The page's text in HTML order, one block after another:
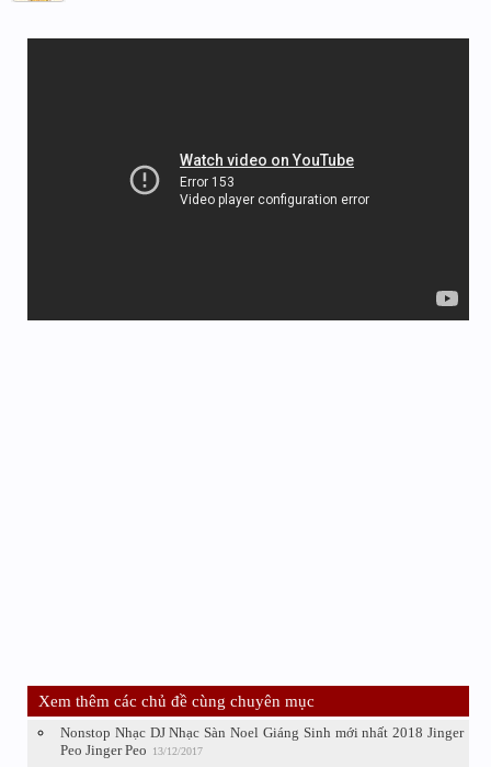
Xem thêm các chủ đề cùng chuyên mục
Nonstop Nhạc DJ Nhạc Sàn Noel Giáng Sinh mới nhất 2018 Jinger
Peo Jinger Peo
13/12/2017